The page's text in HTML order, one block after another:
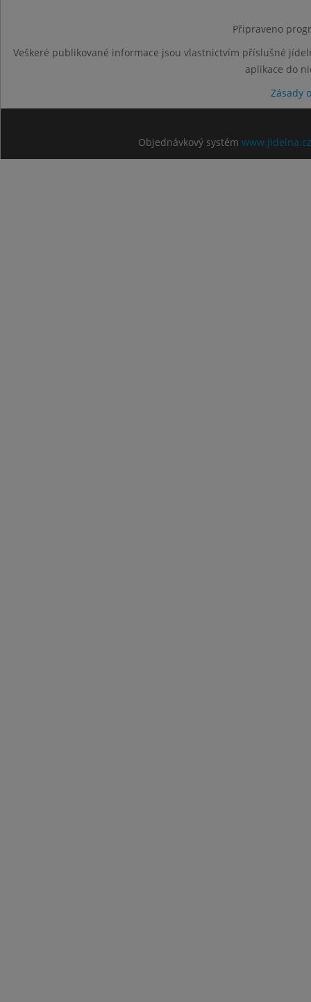
Připraveno
Veškeré publikované informace jsou vlastnictvím příslušné
aplikace do
Zásady
Objednávkový systém www.jidelna.cz